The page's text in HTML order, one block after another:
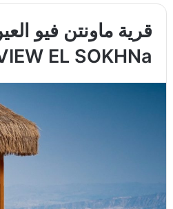
قرية ماونتن فيو
EL SOKHNa